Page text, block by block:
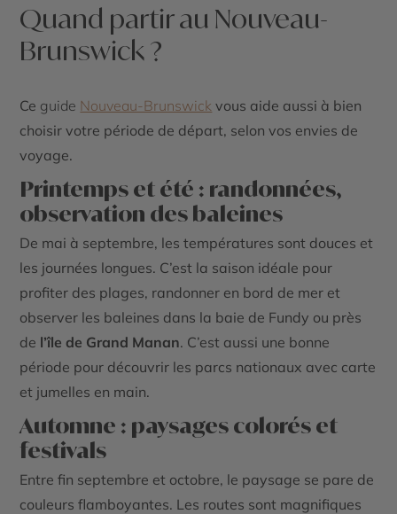
Quand partir au Nouveau-
Brunswick ?
Ce guide Nouveau-Brunswick vous aide aussi à bien
choisir votre période de départ, selon vos envies de
voyage.
Printemps et été : randonnées,
observation des baleines
De mai à septembre, les températures sont douces et
les journées longues. C’est la saison idéale pour
profiter des plages, randonner en bord de mer et
observer les baleines dans la baie de Fundy ou près
de l’île de Grand Manan. C’est aussi une bonne
période pour découvrir les parcs nationaux avec carte
et jumelles en main.
Automne : paysages colorés et
festivals
Entre fin septembre et octobre, le paysage se pare de
couleurs flamboyantes. Les routes sont magnifiques